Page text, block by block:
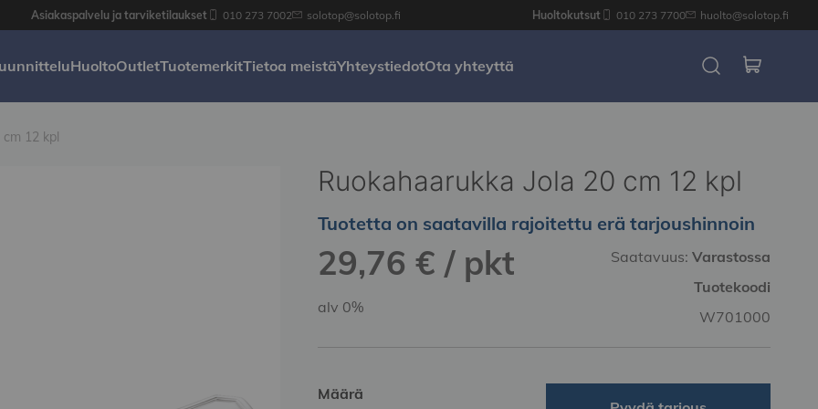
Asiakaspalvelu ja tarviketilaukset 010 273 7002 solotop@solotop.fi Huoltokutsut 010 273 7700 huolto@solotop.fi
HuoltoOutletTuotemerkitTietoa meistäYhteystiedotOta yhteyttä
12 kpl
Ruokahaarukka Jola 20 cm 12 kpl
Tuotetta on saatavilla rajoitettu erä tarjoushinnoin
29,76 € / pkt Saatavuus: Varastossa
Tuotekoodi
W701000
alv 0%
Määrä